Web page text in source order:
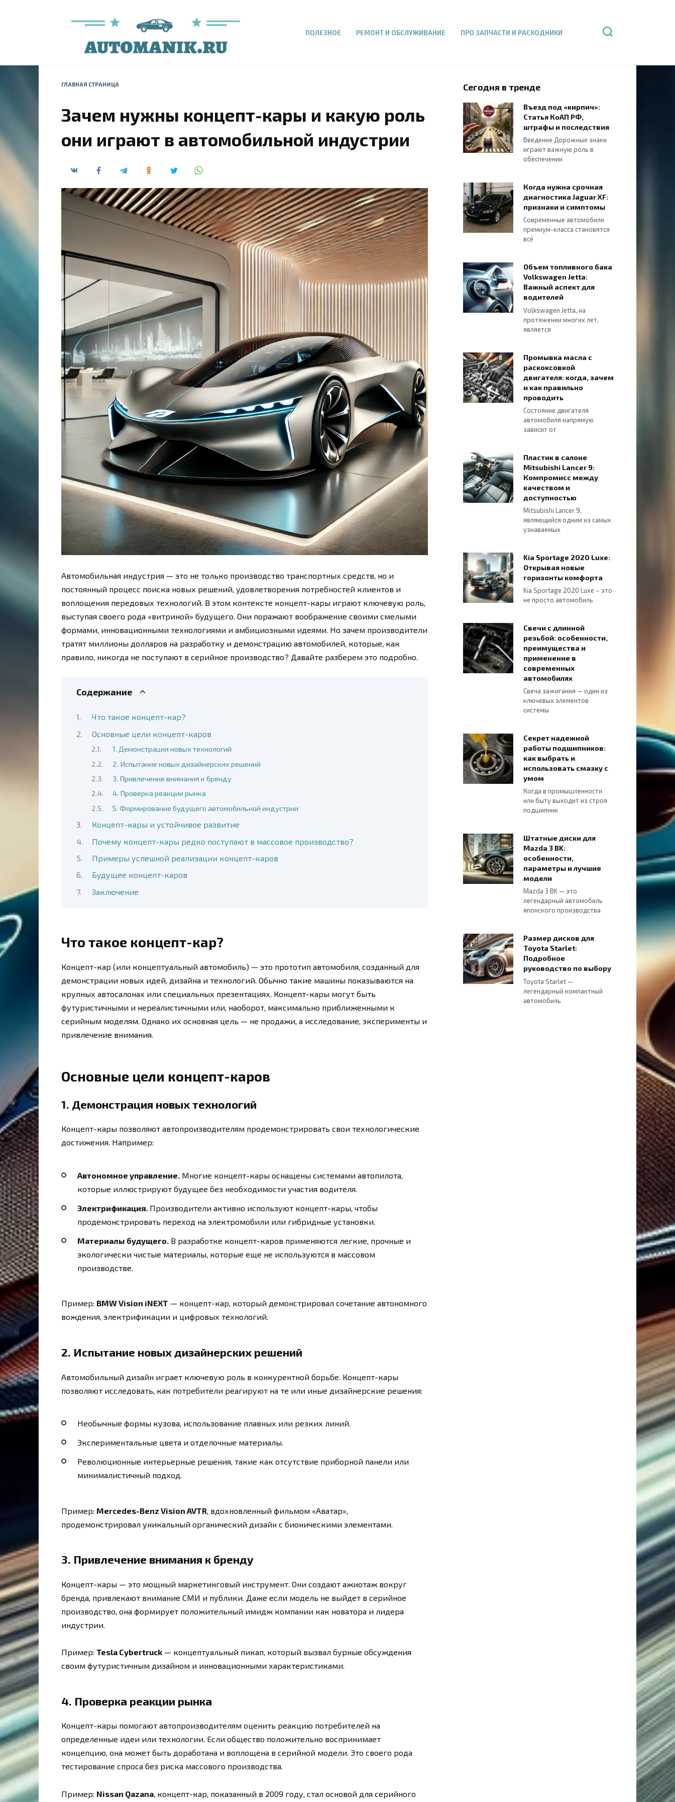
ПОЛЕЗНОЕ РЕМОНТ И ОБСЛУЖИВАНИЕ ПРО ЗАПЧАСТИ И РАСХОДНИКИ
ГЛАВНАЯ СТРАНИЦА
Зачем нужны концепт-кары и какую роль
они играют в автомобильной индустрии
Автомобильная индустрия — это не только производство транспортных средств, но и
постоянный процесс поиска новых решений, удовлетворения потребностей клиентов и
воплощения передовых технологий. В этом контексте концепт-кары играют ключевую роль,
выступая своего рода «витриной» будущего. Они поражают воображение своими смелыми
формами, инновационными технологиями и амбициозными идеями. Но зачем производители
тратят миллионы долларов на разработку и демонстрацию автомобилей, которые, как
правило, никогда не поступают в серийное производство? Давайте разберем это подробно.
Содержание
Что такое концепт-кар?
Основные цели концепт-каров
1. Демонстрация новых технологий
2. Испытание новых дизайнерских решений
3. Привлечение внимания к бренду
4. Проверка реакции рынка
5. Формирование будущего автомобильной индустрии
Концепт-кары и устойчивое развитие
Почему концепт-кары редко поступают в массовое производство?
Примеры успешной реализации концепт-каров
Будущее концепт-каров
Заключение
Что такое концепт-кар?
Концепт-кар (или концептуальный автомобиль) — это прототип автомобиля, созданный для
демонстрации новых идей, дизайна и технологий. Обычно такие машины показываются на
крупных автосалонах или специальных презентациях. Концепт-кары могут быть
футуристичными и нереалистичными или, наоборот, максимально приближенными к
серийным моделям. Однако их основная цель — не продажи, а исследование, эксперименты и
привлечение внимания.
Основные цели концепт-каров
1. Демонстрация новых технологий
Концепт-кары позволяют автопроизводителям продемонстрировать свои технологические
достижения. Например:
Автономное управление. Многие концепт-кары оснащены системами автопилота,
которые иллюстрируют будущее без необходимости участия водителя.
Электрификация. Производители активно используют концепт-кары, чтобы
продемонстрировать переход на электромобили или гибридные установки.
Материалы будущего. В разработке концепт-каров применяются легкие, прочные и
экологически чистые материалы, которые еще не используются в массовом
производстве.
Пример: BMW Vision iNEXT — концепт-кар, который демонстрировал сочетание автономного
вождения, электрификации и цифровых технологий.
2. Испытание новых дизайнерских решений
Автомобильный дизайн играет ключевую роль в конкурентной борьбе. Концепт-кары
позволяют исследовать, как потребители реагируют на те или иные дизайнерские решения:
Необычные формы кузова, использование плавных или резких линий.
Экспериментальные цвета и отделочные материалы.
Революционные интерьерные решения, такие как отсутствие приборной панели или
минималистичный подход.
Пример: Mercedes-Benz Vision AVTR , вдохновленный фильмом «Аватар»,
продемонстрировал уникальный органический дизайн с бионическими элементами.
3. Привлечение внимания к бренду
Концепт-кары — это мощный маркетинговый инструмент. Они создают ажиотаж вокруг
бренда, привлекают внимание СМИ и публики. Даже если модель не выйдет в серийное
производство, она формирует положительный имидж компании как новатора и лидера
индустрии.
Пример: Tesla Cybertruck — концептуальный пикап, который вызвал бурные обсуждения
своим футуристичным дизайном и инновационными характеристиками.
4. Проверка реакции рынка
Концепт-кары помогают автопроизводителям оценить реакцию потребителей на
определенные идеи или технологии. Если общество положительно воспринимает
концепцию, она может быть доработана и воплощена в серийной модели. Это своего рода
тестирование спроса без риска массового производства.
Пример: Nissan Qazana , концепт-кар, показанный в 2009 году, стал основой для серийного
Сегодня в тренде
Въезд под «кирпич»:
Статья КоАП РФ,
штрафы и последствия
Введение Дорожные знаки
играют важную роль в
обеспечении
Когда нужна срочная
диагностика Jaguar XF:
признаки и симптомы
Современные автомобили
премиум-класса становятся
всё
Объем топливного бака
Volkswagen Jetta:
Важный аспект для
водителей
Volkswagen Jetta, на
протяжении многих лет,
является
Промывка масла с
раскоксовкой
двигателя: когда, зачем
и как правильно
проводить
Состояние двигателя
автомобиля напрямую
зависит от
Пластик в салоне
Mitsubishi Lancer 9:
Компромисс между
качеством и
доступностью
Mitsubishi Lancer 9,
являющийся одним из самых
узнаваемых
Kia Sportage 2020 Luxe:
Открывая новые
горизонты комфорта
Kia Sportage 2020 Luxe – это
не просто автомобиль
Свечи с длинной
резьбой: особенности,
преимущества и
применение в
современных
автомобилях
Свеча зажигания — один из
ключевых элементов
системы
Секрет надежной
работы подшипников:
как выбрать и
использовать смазку с
умом
Когда в промышленности
или быту выходит из строя
подшипник
Штатные диски для
Mazda 3 BK:
особенности,
параметры и лучшие
модели
Mazda 3 BK — это
легендарный автомобиль
японского производства
Размер дисков для
Toyota Starlet:
Подробное
руководство по выбору
Toyota Starlet —
легендарный компактный
автомобиль